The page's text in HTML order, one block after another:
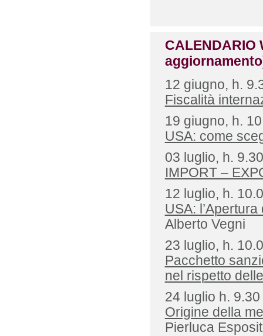
CALENDARIO
12 giugno, h.
Fiscalità
19 giugno, h.
USA: come
03 luglio, h.
IMPORT –
12 luglio, h.
USA:
Alberto Vegni
23 luglio, h.
Pacchetto
nel rispetto
24 luglio h.
Origine della
Pierluca